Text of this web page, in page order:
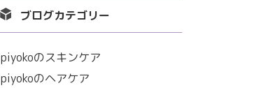
ブログカテゴリー
piyokoのスキンケア
piyokoのヘアケア